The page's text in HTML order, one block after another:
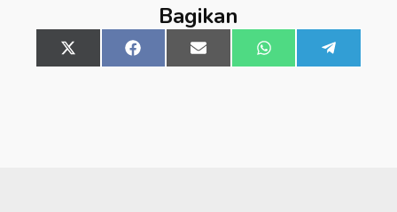
Bagikan
Share
on
X
(Twitter)
Share
on
FacebookShare
on
Email Share
on
WhatsApp
on